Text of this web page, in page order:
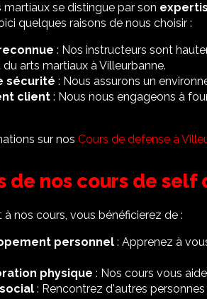
se distingue par son
quelques raisons de nous choisir :
: Nos instructeurs sont
du arts martiaux à Villeurbanne.
sécurité : Nous assurons un
client : Nous nous engageons à
sur nos Cours de defense à
de nos cours de self
à nos cours, vous bénéficierez de :
personnel : Apprenez à
physique : Nos cours vous
: Rencontrez d'autres